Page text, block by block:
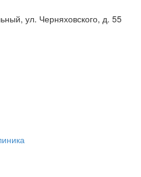
ул. Черняховского, д. 55